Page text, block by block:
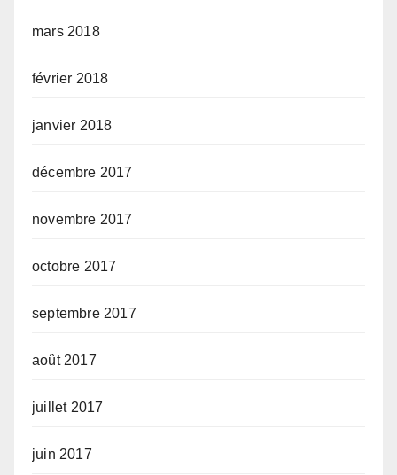
mars 2018
février 2018
janvier 2018
décembre 2017
novembre 2017
octobre 2017
septembre 2017
août 2017
juillet 2017
juin 2017